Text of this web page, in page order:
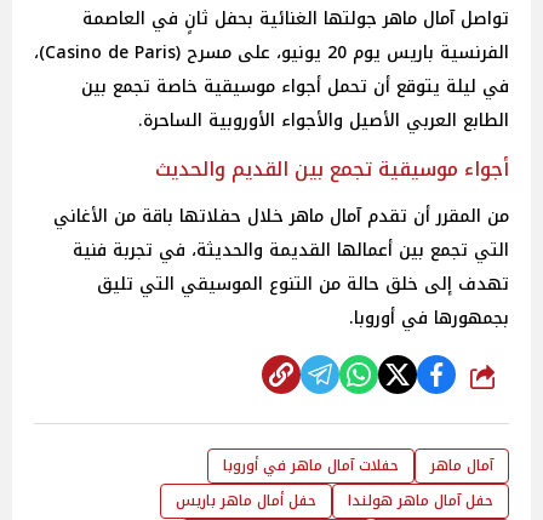
تواصل آمال ماهر جولتها الغنائية بحفل ثانٍ في العاصمة
الفرنسية باريس يوم 20 يونيو، على مسرح (Casino de Paris)،
في ليلة يتوقع أن تحمل أجواء موسيقية خاصة تجمع بين
الطابع العربي الأصيل والأجواء الأوروبية الساحرة.
أجواء موسيقية تجمع بين القديم والحديث
من المقرر أن تقدم آمال ماهر خلال حفلاتها باقة من الأغاني
التي تجمع بين أعمالها القديمة والحديثة، في تجربة فنية
تهدف إلى خلق حالة من التنوع الموسيقي التي تليق
بجمهورها في أوروبا.
شارك
حفلات آمال ماهر في أوروبا
حفل آمال ماهر هولندا
حفل أمال ماهر باريس